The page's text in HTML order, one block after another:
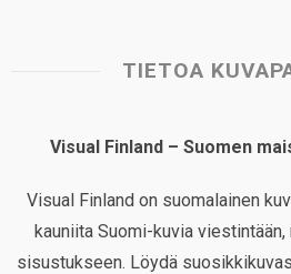
TIETOA
Visual Finland – Suomen
Visual Finland on suomalainen
kauniita Suomi-kuvia
sisustukseen. Löydä